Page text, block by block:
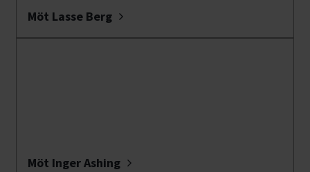
Möt Lasse Berg
Möt Inger Ashing